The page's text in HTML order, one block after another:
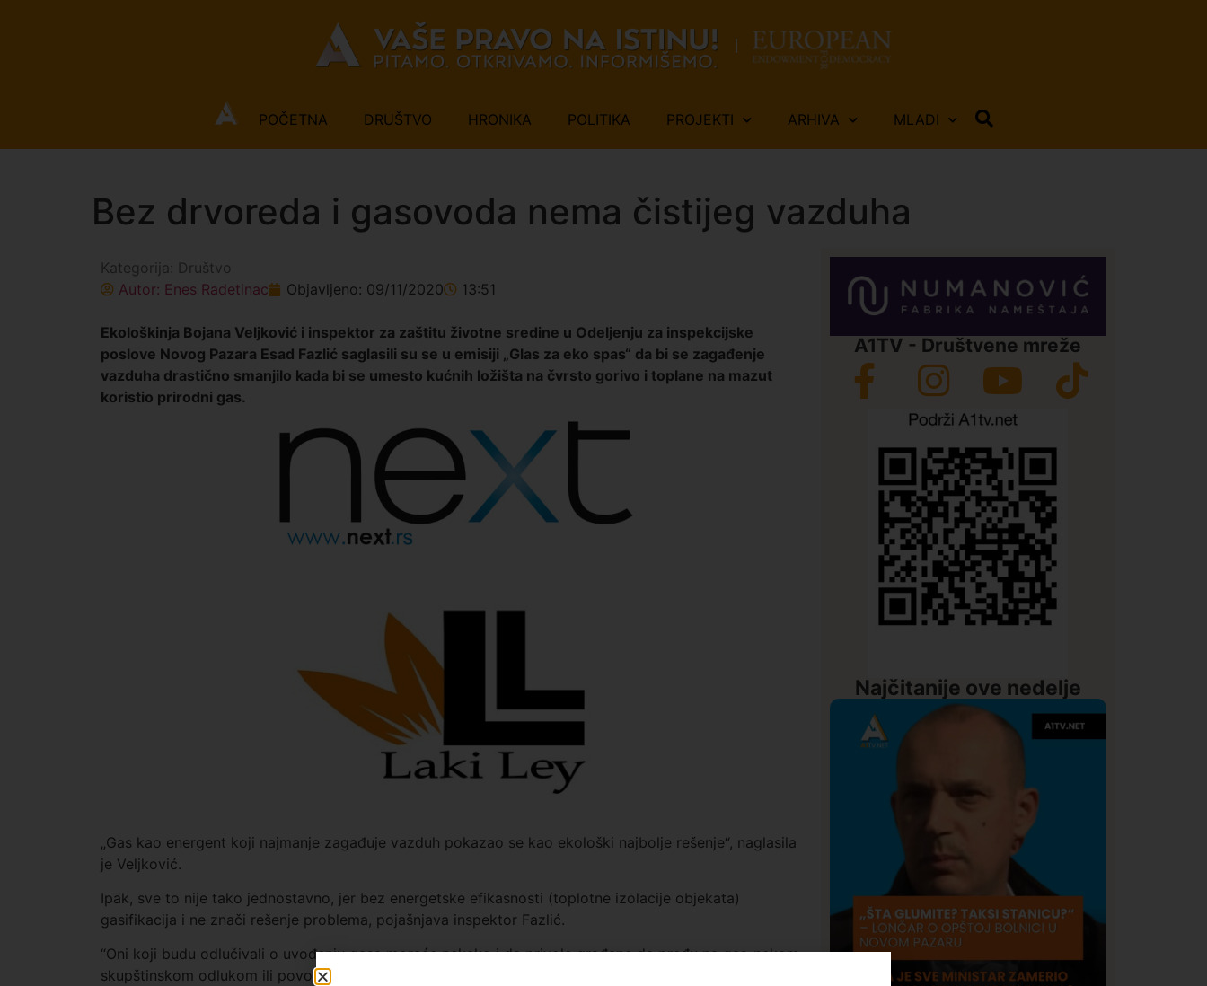
POČETNA DRUŠTVO HRONIKA POLITIKA PROJEKTI ARHIVA MLADI
Bez drvoreda i gasovoda nema čistijeg vazduha
Kategorija: Društvo
Autor: Enes Radetinac Objavljeno: 09/11/2020 13:51
Ekološkinja Bojana Veljković i inspektor za zaštitu životne sredine u Odeljenju za inspekcijske
poslove Novog Pazara Esad Fazlić saglasili su se u emisiji „Glas za eko spas“ da bi se zagađenje
vazduha drastično smanjilo kada bi se umesto kućnih ložišta na čvrsto gorivo i toplane na mazut
koristio prirodni gas.
„Gas kao energent koji najmanje zagađuje vazduh pokazao se kao ekološki najbolje rešenje“, naglasila
je Veljković.
Ipak, sve to nije tako jednostavno, jer bez energetske efikasnosti (toplotne izolacije objekata)
gasifikacija i ne znači rešenje problema, pojašnjava inspektor Fazlić.
“Oni koji budu odlučivali o uvođenju gasa moraće nekako i da privole građane da pređu na gas-nekom
skupštinskom odlukom ili povoljnim kreditom „, rekao je Fazlić.
A1TV - Društvene mreže
Najčitanije ove nedelje